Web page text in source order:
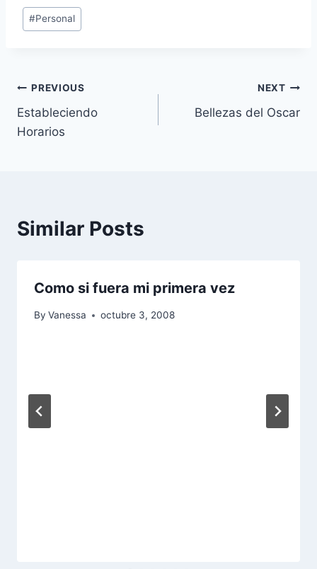
Post
Tags:
#Personal
Navegación
de
PREVIOUS
Estableciendo
Horarios
NEXT
Bellezas del Oscar
Similar Posts
Como si fuera mi primera vez
By Vanessa octubre 3, 2008